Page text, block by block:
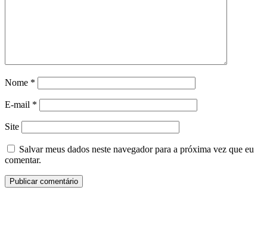
Nome *
E-mail *
Site
Salvar meus dados neste navegador para a próxima vez que eu
comentar.